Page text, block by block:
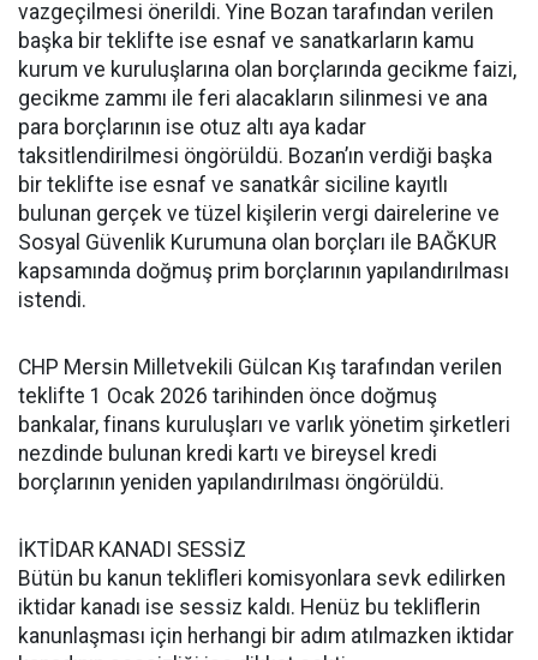
vazgeçilmesi önerildi. Yine Bozan tarafından verilen
başka bir teklifte ise esnaf ve sanatkarların kamu
kurum ve kuruluşlarına olan borçlarında gecikme faizi,
gecikme zammı ile feri alacakların silinmesi ve ana
para borçlarının ise otuz altı aya kadar
taksitlendirilmesi öngörüldü. Bozan’ın verdiği başka
bir teklifte ise esnaf ve sanatkâr siciline kayıtlı
bulunan gerçek ve tüzel kişilerin vergi dairelerine ve
Sosyal Güvenlik Kurumuna olan borçları ile BAĞKUR
kapsamında doğmuş prim borçlarının yapılandırılması
istendi.
CHP Mersin Milletvekili Gülcan Kış tarafından verilen
teklifte 1 Ocak 2026 tarihinden önce doğmuş
bankalar, finans kuruluşları ve varlık yönetim şirketleri
nezdinde bulunan kredi kartı ve bireysel kredi
borçlarının yeniden yapılandırılması öngörüldü.
İKTİDAR KANADI SESSİZ
Bütün bu kanun teklifleri komisyonlara sevk edilirken
iktidar kanadı ise sessiz kaldı. Henüz bu tekliflerin
kanunlaşması için herhangi bir adım atılmazken iktidar